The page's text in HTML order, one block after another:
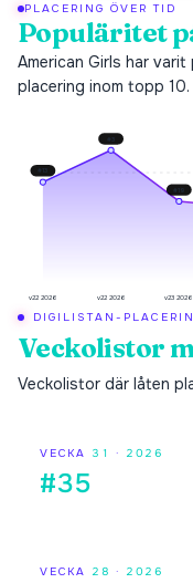
PLACERING ÖVER TID
Populäritet
American Girls har
placering inom topp 10.
# 13
# 3
# 19
v22 2026 v22 2026 v23 2026
DIGILISTAN-
Veckolistor
Veckolistor där låten
VECKA 31 · 2026
#35
VECKA 28 · 2026